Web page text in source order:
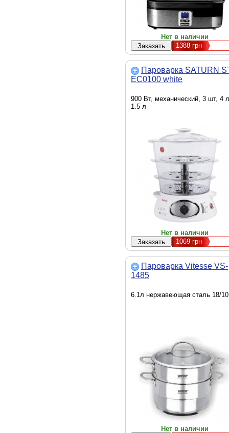
Нет в наличии
1388 грн
Пароварка SATURN
EC0100 white
900 Вт, механический, 3 шт, 4
1.5 л
Нет в наличии
1069 грн
Пароварка Vitesse VS-
1485
6.1л нержавеющая сталь 18/10
Нет в наличии